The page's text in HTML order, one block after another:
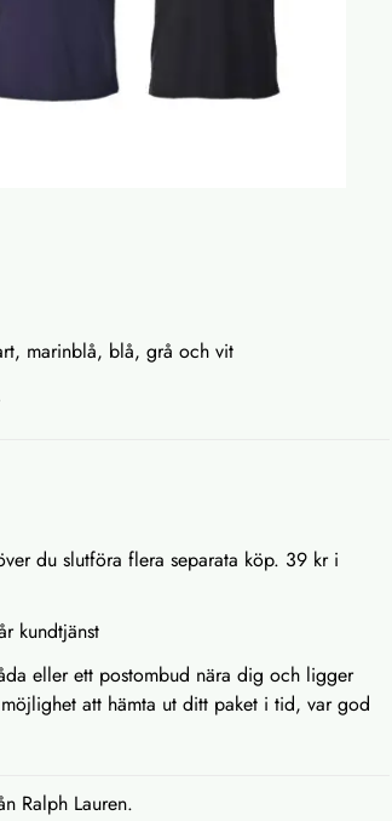
marinblå, blå, grå och vit
du slutföra flera separata köp. 39 kr i
kundtjänst
eller ett postombud nära dig och ligger
att hämta ut ditt paket i tid, var god
Ralph Lauren.